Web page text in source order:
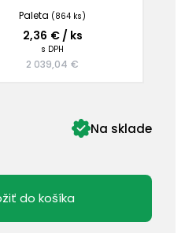
Paleta (864 ks)
2,36 € / ks
s DPH
2 039,04 €
Na sklade
do košíka